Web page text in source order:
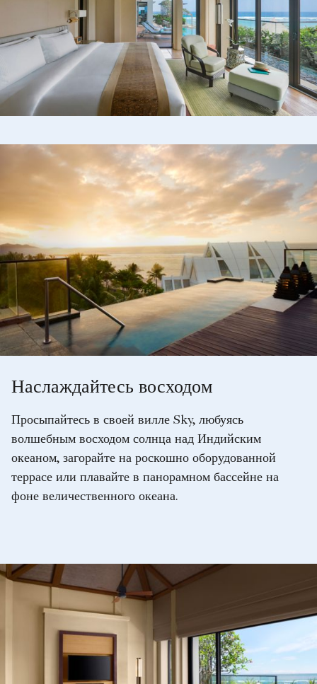
Наслаждайтесь восходом
Просыпайтесь в своей вилле Sky, любуясь
волшебным восходом солнца над Индийским
океаном, загорайте на роскошно оборудованной
террасе или плавайте в панорамном бассейне на
фоне величественного океана.